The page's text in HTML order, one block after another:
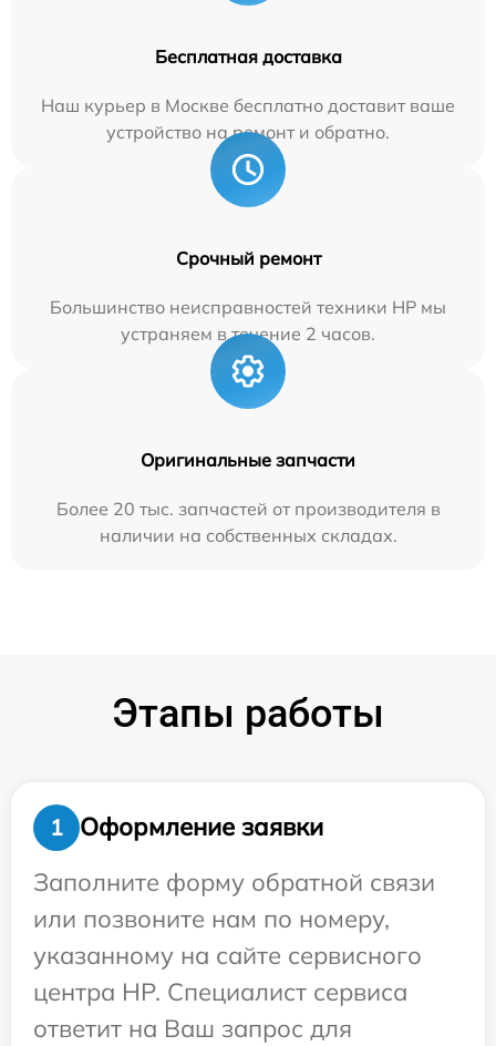
Бесплатная доставка
Наш курьер в Москве бесплатно доставит ваше
устройство на ремонт и обратно.
Срочный ремонт
Большинство неисправностей техники HP мы
устраняем в течение 2 часов.
Оригинальные запчасти
Более 20 тыс. запчастей от производителя в
наличии на собственных складах.
Этапы работы
1
Оформление заявки
Заполните форму обратной связи
или позвоните нам по номеру,
указанному на сайте сервисного
центра HP. Специалист сервиса
ответит на Ваш запрос для